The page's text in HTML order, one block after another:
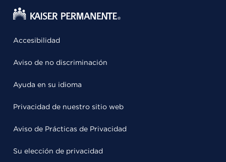
Accesibilidad
Aviso de no discriminación
Ayuda en su idioma
Privacidad de nuestro sitio web
Aviso de Prácticas de Privacidad
Su elección de privacidad